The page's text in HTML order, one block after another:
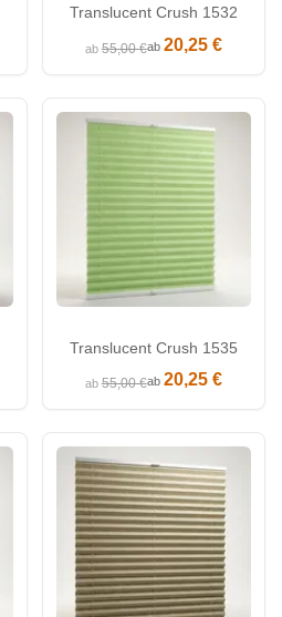
Translucent Crush 1532
ab55,00 €ab 20,25 €
Translucent Crush 1535
ab55,00 €ab 20,25 €